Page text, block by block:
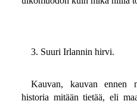
3. Suuri Irlannin hirvi.
Kauvan, kauvan ennen
historia mitään tietää, eli